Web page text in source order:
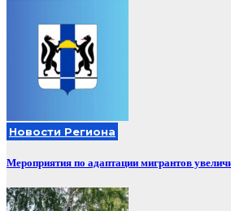
Новости Региона
Мероприятия по адаптации мигрантов